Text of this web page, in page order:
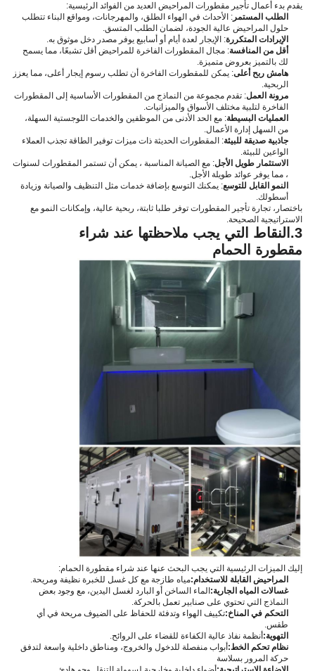
يقدم بدء أعمال تأجير مقطورات المراحيض العديد من الفوائد الرئيسية:
الطلب المستمر : الأحداث في الهواء الطلق، والمهرجانات، ومواقع البناء تتطلب
حلول المراحيض عالية الجودة، لضمان الطلب المتسق.
الإيرادات المتكررة: الإيجار لعدة أيام أو أسابيع يوفر مصدر دخل موثوق به.
أقل من المنافسة: مجال المقطورات الفاخرة للمراحيض أقل تشبعًا، مما يسمح
لك بالتميز بعروض متميزة.
هامش ربح أعلى: يمكن للمقطورات الفاخرة أن تطلب رسوم إيجار أعلى، مما يعزز
الربحية.
مرونة العمل: تقدم مجموعة من النماذج من المقطورات الأساسية إلى المقطورات
الفاخرة لتلبية مختلف الأسواق والميزانيات.
العمليات البسيطة: مع الحد الأدنى من الموظفين والخدمات اللوجستية السهلة،
من السهل إدارة الأعمال.
جاذبية صديقة للبيئة: المقطورات الحديثة ذات ميزات توفير الطاقة تجذب العملاء
الواعين للبيئة.
الاستثمار طويل الأجل: مع الصيانة المناسبة ، يمكن أن تستمر المقطورات لسنوات
، مما يوفر عوائد طويلة الأجل.
النمو القابل للتوسع: يمكنك التوسع بإضافة خدمات مثل التنظيف والصيانة وزيادة
أسطولك.
باختصار، تجارة تأجير المقطورات توفر طلبا ثابتة، ربحية عالية، وإمكانات النمو مع
الاستراتيجية الصحيحة.
3. النقاط التي يجب ملاحظتها عند شراء
مقطورة الحمام
إليك الميزات الرئيسية التي يجب البحث عنها عند شراء مقطورة الحمام:
المراحيض القابلة للاستخدام:مياه طازجة مع كل غسل للخبرة نظيفة ومريحة.
غسالات المياه الجارية:الماء الساخن أو البارد لغسل اليدين، مع وجود بعض
النماذج التي تحتوي على صنابير تعمل بالحركة.
التحكم في المناخ:تكييف الهواء وتدفئة للحفاظ على الضيوف مريحة في أي
طقس.
التهوية:أنظمة نفاذ عالية الكفاءة للقضاء على الروائح.
نظام تحكم الخط:أبواب منفصلة للدخول والخروج، ومناطق داخلية واسعة لتدفق
حركة المرور بسلاسة